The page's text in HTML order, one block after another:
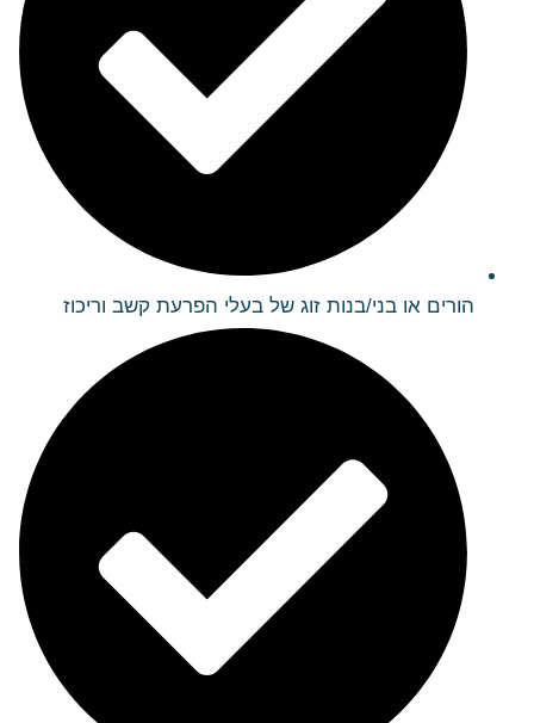
הורים או בני/בנות זוג של בעלי הפרעת קשב וריכוז